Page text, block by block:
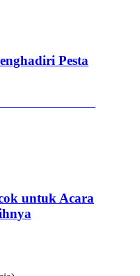
Pesta
untuk Acara